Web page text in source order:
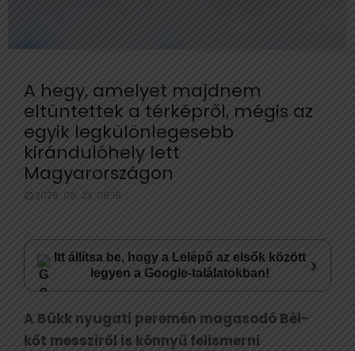
A hegy, amelyet majdnem
eltüntettek a térképről, mégis az
egyik legkülönlegesebb
kirándulóhely lett
Magyarországon
2026. 06. 23. 08:18
Itt állítsa be, hogy a Lelépő az elsők között
legyen a Google-találatokban!
›
A Bükk nyugati peremén magasodó Bél-
kőt messziről is könnyű felismerni